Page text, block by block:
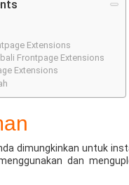
Extensions
Frontpage Extensions
Extensions
dimungkinkan untuk
dan